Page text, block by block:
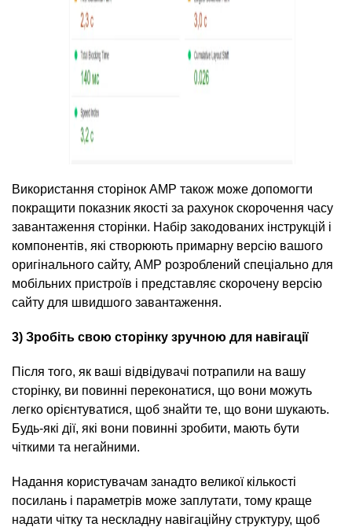
Використання сторінок AMP також може допомогти
покращити показник якості за рахунок скорочення часу
завантаження сторінки. Набір закодованих інструкцій і
компонентів, які створюють примарну версію вашого
оригінального сайту, AMP розроблений спеціально для
мобільних пристроїв і представляє скорочену версію
сайту для швидшого завантаження.
3) Зробіть свою сторінку зручною для навігації
Після того, як ваші відвідувачі потрапили на вашу
сторінку, ви повинні переконатися, що вони можуть
легко орієнтуватися, щоб знайти те, що вони шукають.
Будь-які дії, які вони повинні зробити, мають бути
чіткими та негайними.
Надання користувачам занадто великої кількості
посилань і параметрів може заплутати, тому краще
надати чітку та нескладну навігаційну структуру, щоб